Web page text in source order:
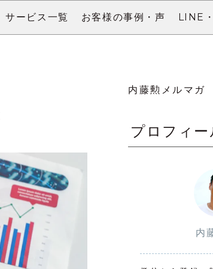
サービス一覧 お客様の事例・声 LINE
内藤勲メルマガ
プロフィー
内